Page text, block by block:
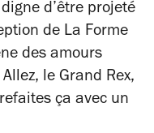
d’être projeté
de La Forme
des amours
le Grand Rex,
ça avec un